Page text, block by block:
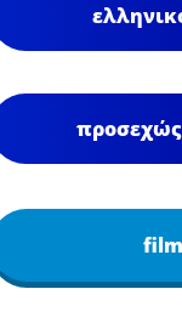
προσεχώς